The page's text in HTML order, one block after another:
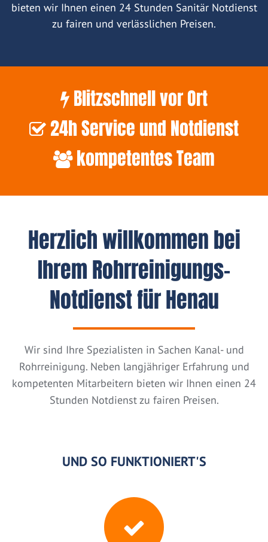
bieten wir Ihnen einen 24 Stunden Sanitär Notdienst
zu fairen und verlässlichen Preisen.
Blitzschnell vor Ort
24h Service und Notdienst
kompetentes Team
Herzlich willkommen bei
Ihrem Rohrreinigungs-
Notdienst für Henau
Wir sind Ihre Spezialisten in Sachen Kanal- und
Rohrreinigung. Neben langjähriger Erfahrung und
kompetenten Mitarbeitern bieten wir Ihnen einen 24
Stunden Notdienst zu fairen Preisen.
UND SO FUNKTIONIERT'S